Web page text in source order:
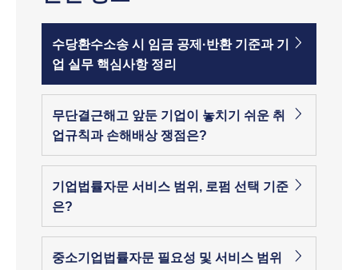
수당환수소송 시 임금 공제·반환 기준과 기
업 실무 핵심사항 정리
무단결근해고 앞둔 기업이 놓치기 쉬운 취
업규칙과 손해배상 쟁점은?
기업법률자문 서비스 범위, 로펌 선택 기준
은?
중소기업법률자문 필요성 및 서비스 범위